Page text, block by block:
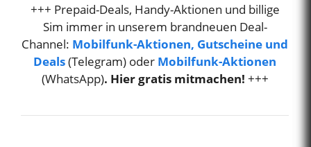
+++ Prepaid-Deals, Handy-Aktionen und billige
Sim immer in unserem brandneuen Deal-
Channel: Mobilfunk-Aktionen, Gutscheine und
Deals(Telegram) oder Mobilfunk-Aktionen
(WhatsApp). Hier gratis mitmachen! +++